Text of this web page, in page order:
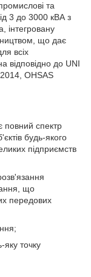
та
3 до 3000 кВА з
інтегровану
що дає
всіх
відповідно до UNI
OHSAS
повний спектр
будь-якого
підприємств
що
передових
точку